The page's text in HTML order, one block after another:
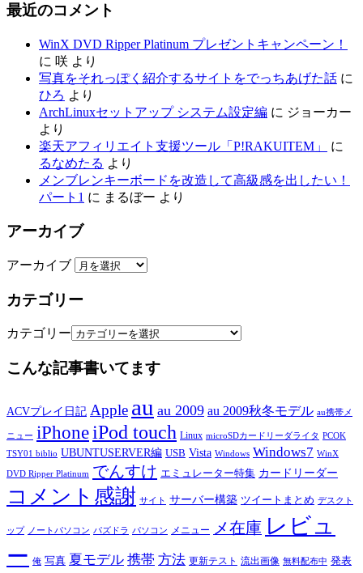
最近のコメント
WinX DVD Ripper Platinum プレゼントキャンペーン！
に 咲 より
写真をそれっぽく紹介するサイトをでっちあげた話 に
ひろ より
ArchLinuxセットアップ システム設定編 に ジョーカー
より
楽天アフィリエイト支援ツール「P!RAKUITEM」
に
るなめたる より
メンブレンキーボードを改造して高級感を出したい！
パート1 に まるぼー より
アーカイブ
アーカイブ
カテゴリー
カテゴリー
こんな記事書いてます
ACVプレイ日記 Apple au au 2009 au 2009秋冬モデル au携帯メ
ニュー iPhoneiPod touch Linux microSDカードリーダライタ PCOK
TSY01 biblio UBUNTUSERVER編 USB Vista Windows Windows7 WinX
DVD Ripper Platinum でんすけ エミュレーター特集 カードリーダー
コメント感謝 サイト サーバー構築 ツイートまとめ デスクト
ップ ノートパソコン パズドラ パソコン メニュー メ在庫 レビュ
ー 俺 写真 夏モデル 携帯 方法 更新テスト 流出画像 無料配布中 発表